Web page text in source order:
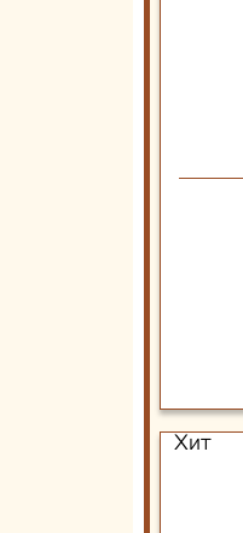
Хит